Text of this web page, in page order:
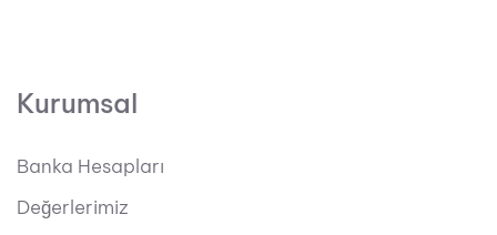
Kurumsal
Banka Hesapları
Değerlerimiz